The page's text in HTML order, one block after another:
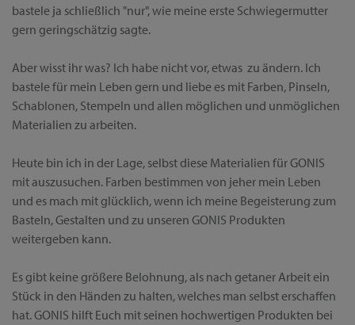
bastele ja schließlich "nur", wie meine erste Schwiegermutter
gern geringschätzig sagte.
Aber wisst ihr was? Ich habe nicht vor, etwas zu ändern. Ich
bastele für mein Leben gern und liebe es mit Farben, Pinseln,
Schablonen, Stempeln und allen möglichen und unmöglichen
Materialien zu arbeiten.
Heute bin ich in der Lage, selbst diese Materialien für GONIS
mit auszusuchen. Farben bestimmen von jeher mein Leben
und es mach mit glücklich, wenn ich meine Begeisterung zum
Basteln, Gestalten und zu unseren GONIS Produkten
weitergeben kann.
Es gibt keine größere Belohnung, als nach getaner Arbeit ein
Stück in den Händen zu halten, welches man selbst erschaffen
hat. GONIS hilft Euch mit seinen hochwertigen Produkten bei